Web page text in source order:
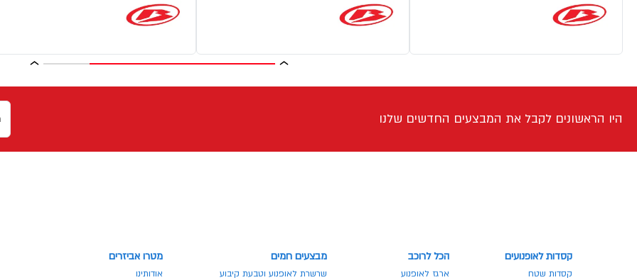
היו הראשונים לקבל את המבצעים החדשים שלנו
קסדות לאופנועים
קסדות שטח
הכל לרוכב
ארגז לאופנוע
מבצעים חמים
שרשרת לאופנוע וטבעת קיבוע
מטרו אביזרים
אודותינו